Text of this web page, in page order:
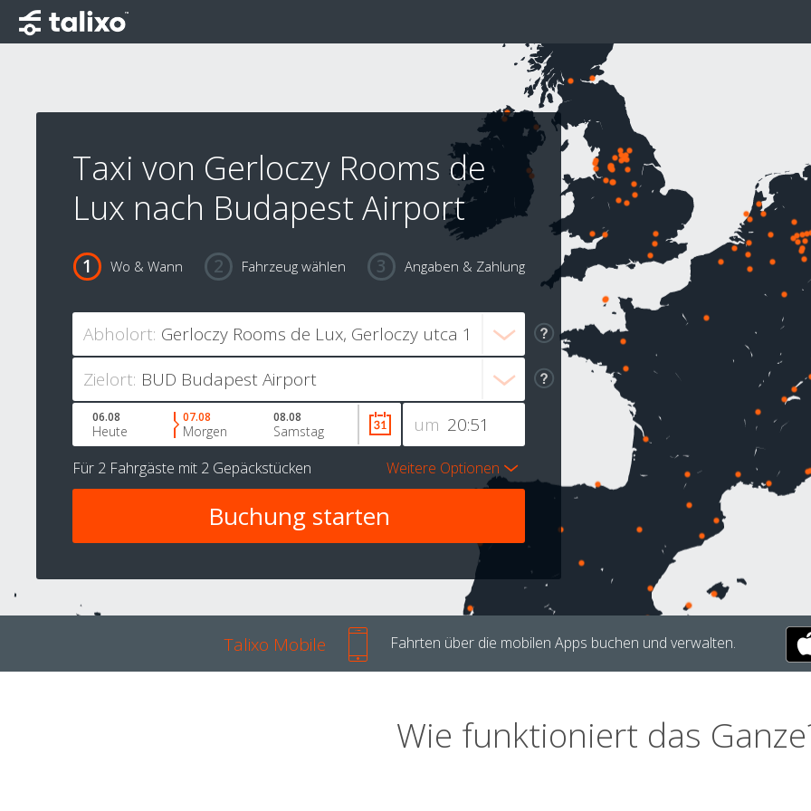
Taxi von Gerloczy Rooms de
Lux nach Budapest Airport
Wo & Wann Fahrzeug wählen Angaben & Zahlung
Abholort:
Zielort:
um
06.08
Heute
07.08
Morgen
08.08
Samstag
Für 2 Fahrgäste mit 2 Gepäckstücken Weitere Optionen
Talixo Mobile Fahrten über die mobilen Apps buchen und verwalten.
Wie funktioniert das